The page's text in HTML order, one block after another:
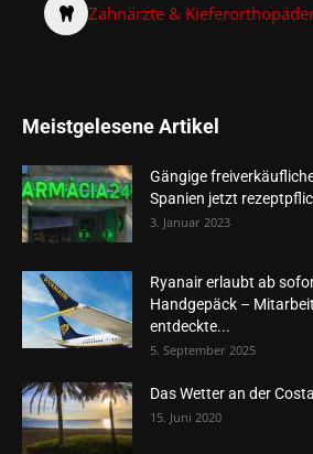
Zahnärzte &
Meistgelesene Artikel
Gängige
Spanien jetzt
3. Januar 2023
Ryanair erlaubt ab
Handgepäck –
entdeckte...
5. September 2025
Das Wetter an der
15. Juni 2020